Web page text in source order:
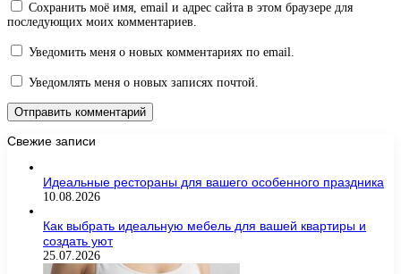
Сохранить моё имя, email и адрес сайта в этом браузере для
последующих моих комментариев.
Уведомить меня о новых комментариях по email.
Уведомлять меня о новых записях почтой.
Свежие записи
Идеальные рестораны для вашего особенного праздника
10.08.2026
Как выбрать идеальную мебель для вашей квартиры и
создать уют
25.07.2026